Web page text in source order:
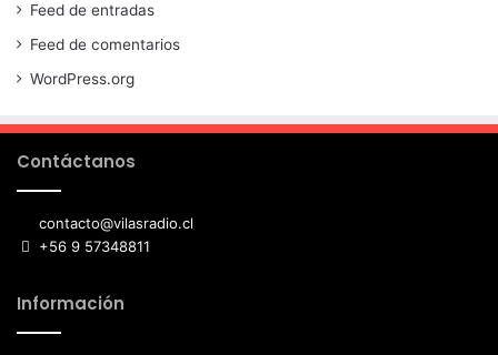
Feed de entradas
Feed de comentarios
WordPress.org
Contáctanos
contacto@vilasradio.cl
+56 9 57348811
Información